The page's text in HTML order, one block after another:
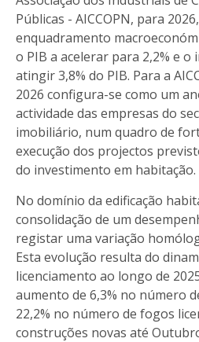
Públicas - AICCOPN, para
enquadramento
o PIB a acelerar para 2,2% e
atingir 3,8% do PIB. Para a
2026 configura-se como um
actividade das empresas do
imobiliário, num quadro de
execução dos projectos
do investimento em habitação.
No domínio da edificação
consolidação de um
registar uma variação
Esta evolução resulta do
licenciamento ao longo de
aumento de 6,3% no número
22,2% no número de fogos
construções novas até